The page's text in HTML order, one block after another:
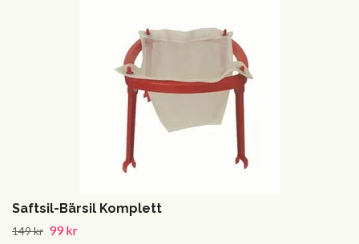
Saftsil-Bärsil Komplett
149 kr 99 kr